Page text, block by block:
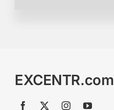
EXCENTR.com